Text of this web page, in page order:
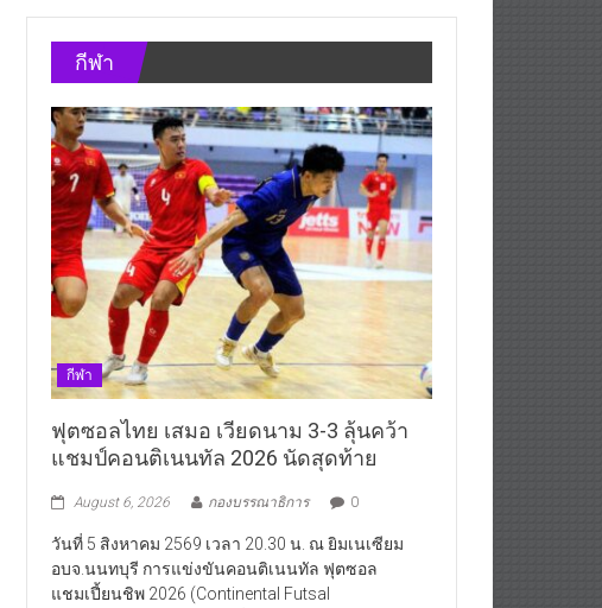
กีฬา
กีฬา
ฟุตซอลไทย เสมอ เวียดนาม 3-3 ลุ้นคว้า
แชมป์คอนติเนนทัล 2026 นัดสุดท้าย
August 6, 2026 กองบรรณาธิการ 0
วันที่ 5 สิงหาคม 2569 เวลา 20.30 น. ณ ยิมเนเซียม
อบจ.นนทบุรี การแข่งขันคอนติเนนทัล ฟุตซอล
แชมเปี้ยนชิพ 2026 (Continental Futsal